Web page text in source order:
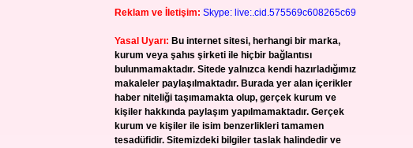
Reklam ve İletişim: Skype: live:.cid.575569c608265c69
Yasal Uyarı: Bu internet sitesi, herhangi bir marka,
kurum veya şahıs şirketi ile hiçbir bağlantısı
bulunmamaktadır. Sitede yalnızca kendi hazırladığımız
makaleler paylaşılmaktadır. Burada yer alan içerikler
haber niteliği taşımamakta olup, gerçek kurum ve
kişiler hakkında paylaşım yapılmamaktadır. Gerçek
kurum ve kişiler ile isim benzerlikleri tamamen
tesadüfidir. Sitemizdeki bilgiler taslak halindedir ve